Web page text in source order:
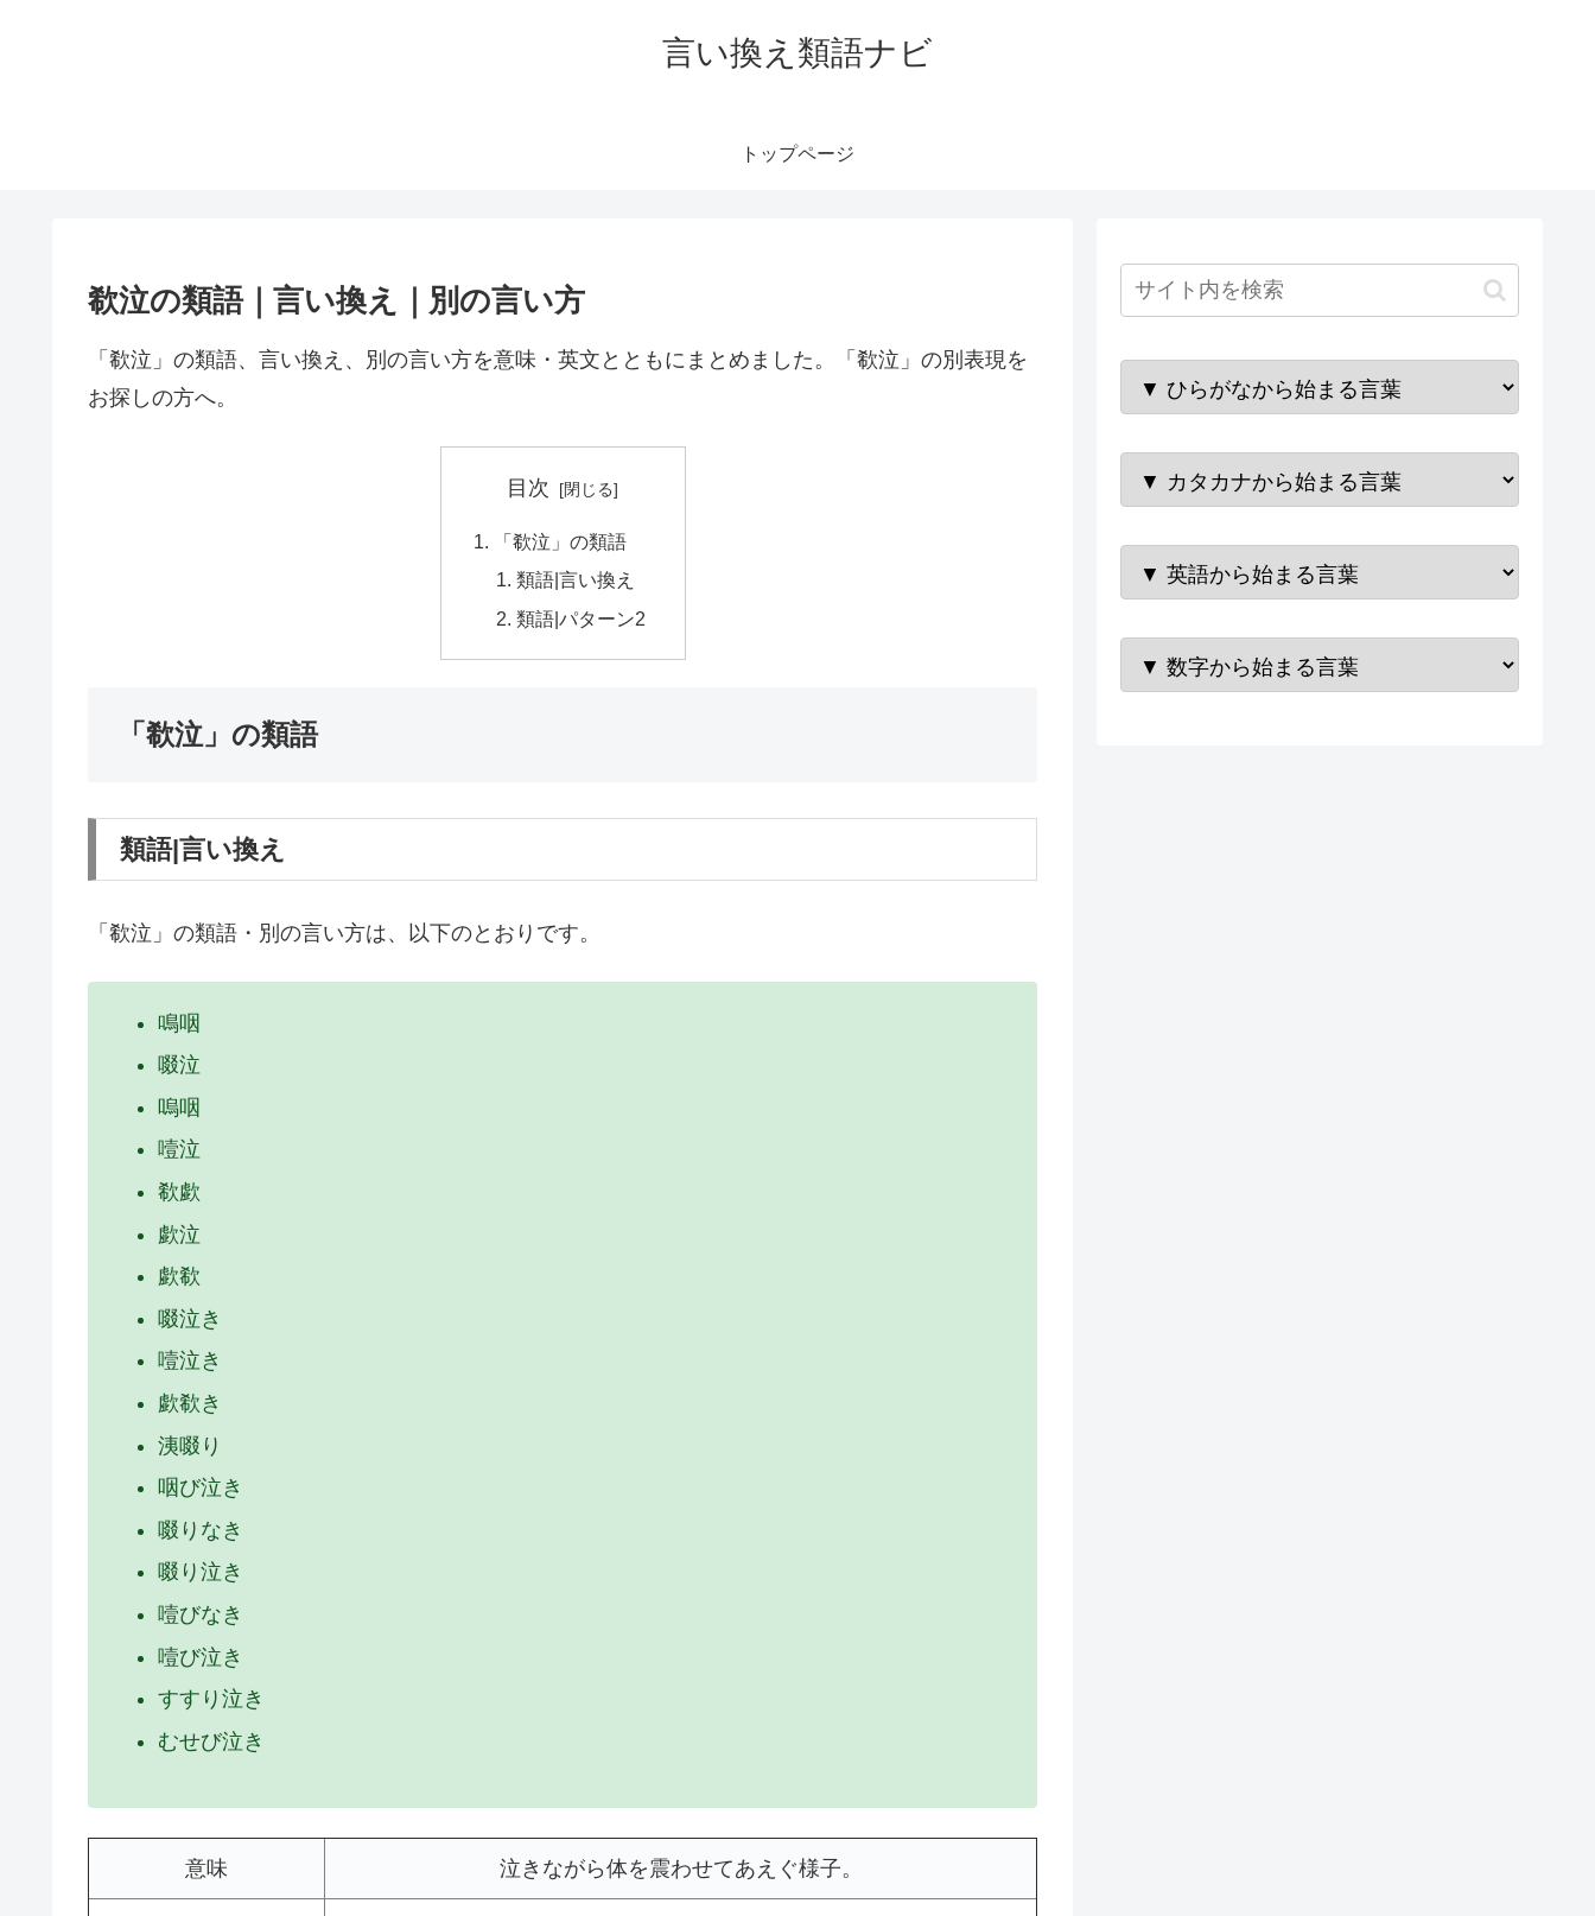
言い換え類語ナビ
トップページ
欷泣の類語｜言い換え｜別の言い方
「欷泣」の類語、言い換え、別の言い方を意味・英文とともにまとめました。「欷泣」の別表現を
お探しの方へ。
目次
「欷泣」の類語
類語|言い換え
類語|パターン2
「欷泣」の類語
類語|言い換え
「欷泣」の類語・別の言い方は、以下のとおりです。
鳴咽
啜泣
嗚咽
噎泣
欷歔
歔泣
歔欷
啜泣き
噎泣き
歔欷き
洟啜り
咽び泣き
啜りなき
啜り泣き
噎びなき
噎び泣き
すすり泣き
むせび泣き
意味 泣きながら体を震わせてあえぐ様子。